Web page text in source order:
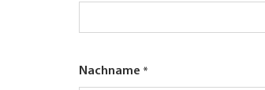
Nachname